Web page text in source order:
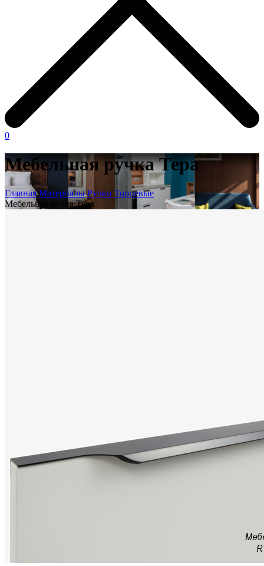
0
Мебельная ручка Тера
Главная Материалы Ручки Торцевые
Мебельная ручка Тера